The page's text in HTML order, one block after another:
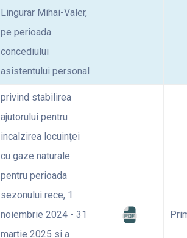
Lingurar Mihai-Valer,
pe perioada
concediului
asistentului personal
privind stabilirea
ajutorului pentru
incalzirea locuinței
cu gaze naturale
pentru perioada
sezonului rece, 1
noiembrie 2024 - 31
martie 2025 si a